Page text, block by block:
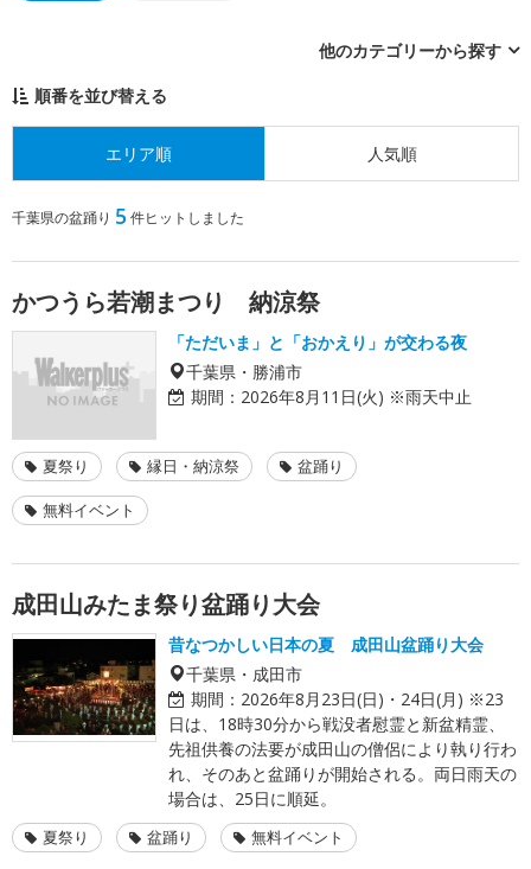
他のカテゴリーから探す
順番を並び替える
エリア順 人気順
千葉県の盆踊り 5 件ヒットしました
かつうら若潮まつり 納涼祭
「ただいま」と「おかえり」が交わる夜
千葉県・勝浦市
期間： 2026年8月11日(火) ※雨天中止
夏祭り 縁日・納涼祭 盆踊り
無料イベント
成田山みたま祭り盆踊り大会
昔なつかしい日本の夏 成田山盆踊り大会
千葉県・成田市
期間： 2026年8月23日(日)・24日(月) ※23
日は、18時30分から戦没者慰霊と新盆精霊、
先祖供養の法要が成田山の僧侶により執り行わ
れ、そのあと盆踊りが開始される。両日雨天の
場合は、25日に順延。
夏祭り 盆踊り 無料イベント